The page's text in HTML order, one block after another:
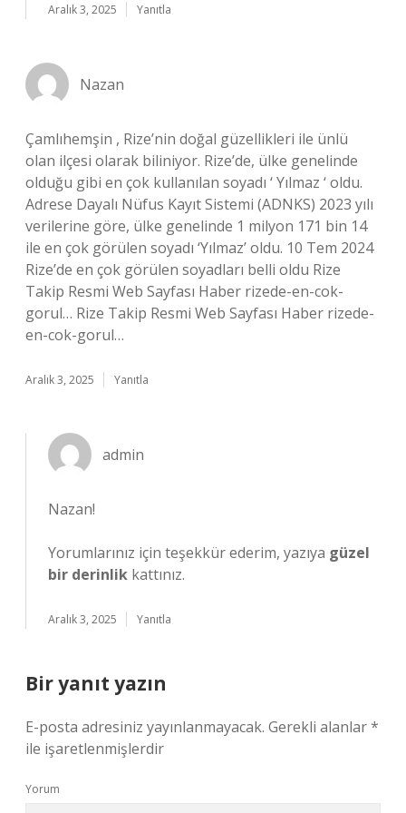
Aralık 3, 2025 Yanıtla
Nazan
Çamlıhemşin , Rize’nin doğal güzellikleri ile ünlü
olan ilçesi olarak biliniyor. Rize’de, ülke genelinde
olduğu gibi en çok kullanılan soyadı ‘ Yılmaz ‘ oldu.
Adrese Dayalı Nüfus Kayıt Sistemi (ADNKS) 2023 yılı
verilerine göre, ülke genelinde 1 milyon 171 bin 14
ile en çok görülen soyadı ‘Yılmaz’ oldu. 10 Tem 2024
Rize’de en çok görülen soyadları belli oldu Rize
Takip Resmi Web Sayfası Haber rizede-en-cok-
gorul… Rize Takip Resmi Web Sayfası Haber rizede-
en-cok-gorul…
Aralık 3, 2025 Yanıtla
admin
Nazan!
Yorumlarınız için teşekkür ederim, yazıya güzel
bir derinlik kattınız.
Aralık 3, 2025 Yanıtla
Bir yanıt yazın
E-posta adresiniz yayınlanmayacak. Gerekli alanlar*
ile işaretlenmişlerdir
Yorum